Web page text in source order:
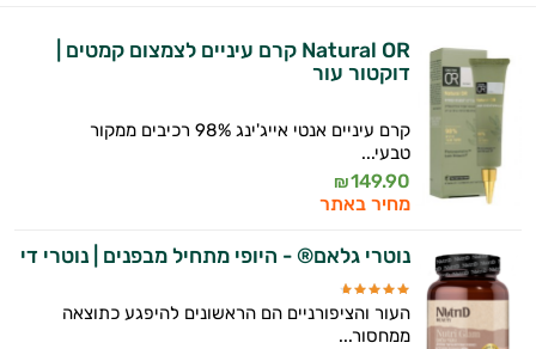
Natural OR קרם עיניים לצמצום קמטים |
דוקטור עור
קרם עיניים אנטי אייג'ינג 98% רכיבים ממקור
טבעי...
149.90
₪
מחיר באתר
נוטרי גלאם® - היופי מתחיל מבפנים | נוטרי די
העור והציפורניים הם הראשונים להיפגע כתוצאה
ממחסור...